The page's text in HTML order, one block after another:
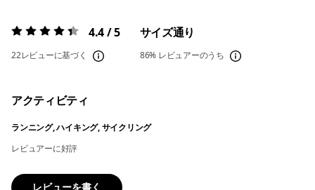
評価:4.4 / 5 4.4 / 5
22レビューに基づく
サイズ通り
86% レビュアーのうち
アクティビティ
ランニング, ハイキング, サイクリング
レビュアーに好評
レビューを書く